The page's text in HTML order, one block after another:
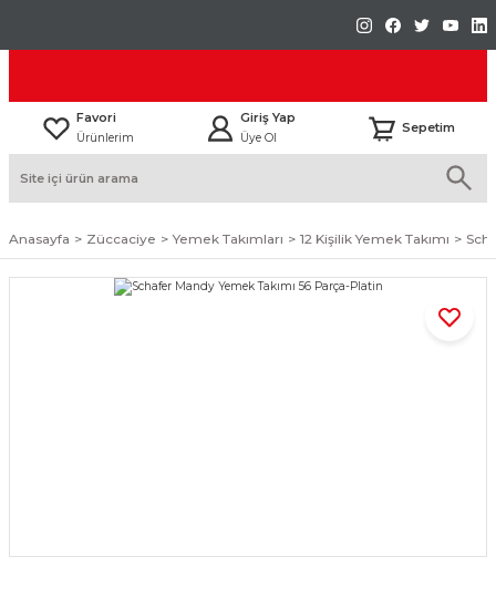
Favori
Ürünlerim
Giriş Yap
Üye Ol
Sepetim
Anasayfa Züccaciye Yemek Takımları 12 Kişilik Yemek Takımı